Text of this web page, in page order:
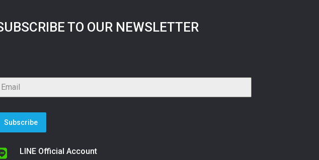
TO OUR NEWSLETTER
Subscribe
LINE Official Account